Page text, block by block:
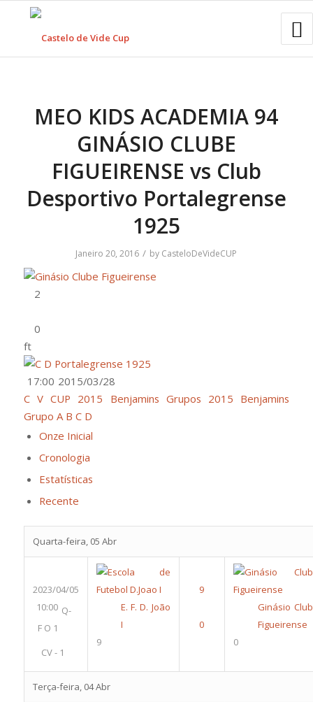
MEO KIDS ACADEMIA 94
GINÁSIO CLUBE
FIGUEIRENSE vs Club
Desportivo Portalegrense
1925
Janeiro 20, 2016 / by CasteloDeVideCUP
ft
2015/03/28
17:00
C V CUP 2015 Benjamins Grupos 2015 Benjamins
Grupo A B C D
Onze Inicial
Cronologia
Estatísticas
Recente
Quarta-feira, 05 Abr
2023/04/05
10:00 Q-
F O 1
CV - 1
E. F. D. João
I
9
Ginásio
Figueirense
0
Terça-feira, 04 Abr